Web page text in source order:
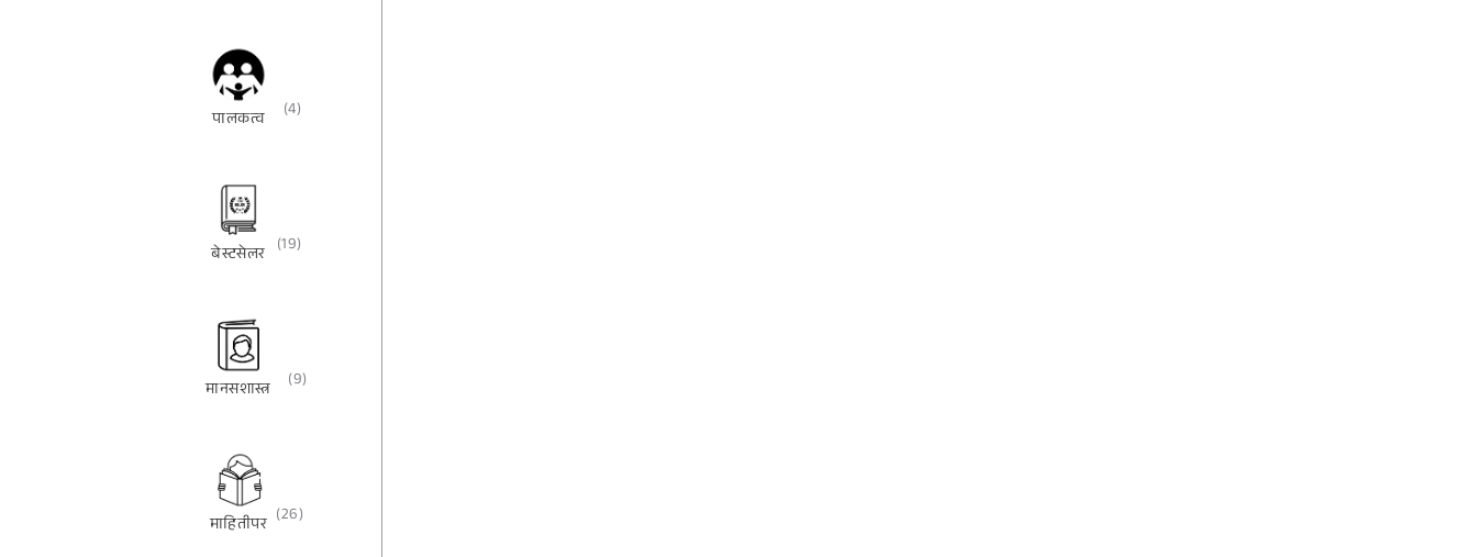
पालकत्व (4)
बेस्टसेलर (19)
मानसशास्त्र (9)
माहितीपर (26)